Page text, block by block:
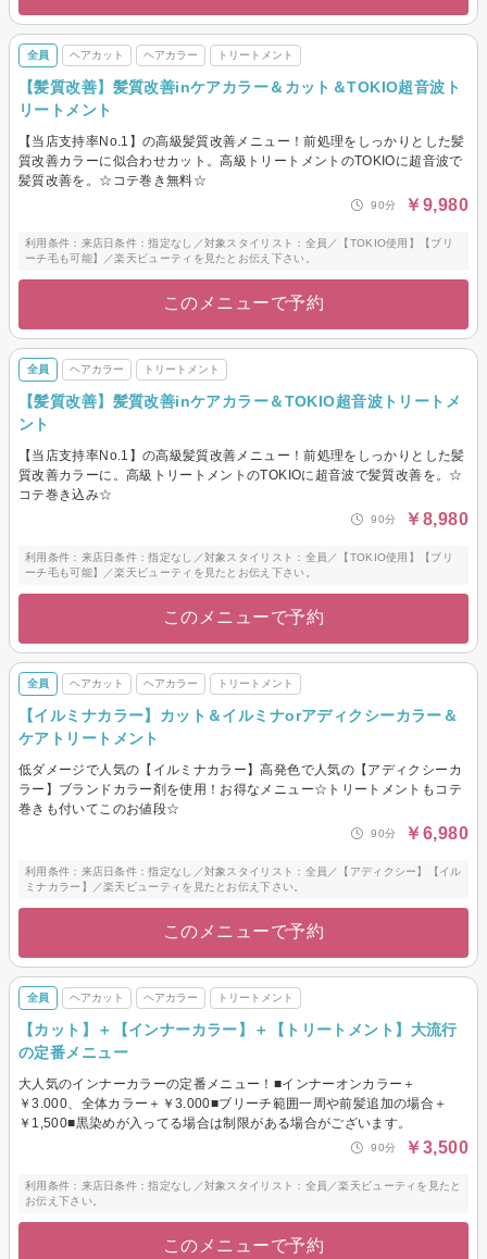
全員 ヘアカット ヘアカラー トリートメント
【髪質改善】髪質改善inケアカラー＆カット＆TOKIO超音波ト
リートメント
【当店支持率No.1】の高級髪質改善メニュー！前処理をしっかりとした髪
質改善カラーに似合わせカット。高級トリートメントのTOKIOに超音波で
髪質改善を。☆コテ巻き無料☆
90分 ￥9,980
利用条件：来店日条件：指定なし／対象スタイリスト：全員／【TOKIO使用】【ブリ
ーチ毛も可能】／楽天ビューティを見たとお伝え下さい。
このメニューで予約
全員 ヘアカラー トリートメント
【髪質改善】髪質改善inケアカラー＆TOKIO超音波トリートメ
ント
【当店支持率No.1】の高級髪質改善メニュー！前処理をしっかりとした髪
質改善カラーに。高級トリートメントのTOKIOに超音波で髪質改善を。☆
コテ巻き込み☆
90分 ￥8,980
利用条件：来店日条件：指定なし／対象スタイリスト：全員／【TOKIO使用】【ブリ
ーチ毛も可能】／楽天ビューティを見たとお伝え下さい。
このメニューで予約
全員 ヘアカット ヘアカラー トリートメント
【イルミナカラー】カット＆イルミナorアディクシーカラー＆
ケアトリートメント
低ダメージで人気の【イルミナカラー】高発色で人気の【アディクシーカ
ラー】ブランドカラー剤を使用！お得なメニュー☆トリートメントもコテ
巻きも付いてこのお値段☆
90分 ￥6,980
利用条件：来店日条件：指定なし／対象スタイリスト：全員／【アディクシー】【イル
ミナカラー】／楽天ビューティを見たとお伝え下さい。
このメニューで予約
全員 ヘアカット ヘアカラー トリートメント
【カット】＋【インナーカラー】＋【トリートメント】大流行
の定番メニュー
大人気のインナーカラーの定番メニュー！■インナーオンカラー＋
￥3.000、全体カラー＋￥3.000■ブリーチ範囲一周や前髪追加の場合＋
￥1,500■黒染めが入ってる場合は制限がある場合がございます。
90分 ￥3,500
利用条件：来店日条件：指定なし／対象スタイリスト：全員／楽天ビューティを見たと
お伝え下さい。
このメニューで予約